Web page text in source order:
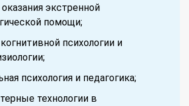
экстренной
помощи;
психологии и
психология и педагогика;
технологии в